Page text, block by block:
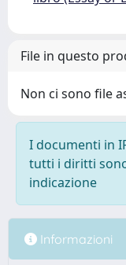
File in questo
Non ci sono file
I documenti in
tutti i diritti
indicazione
Informazioni